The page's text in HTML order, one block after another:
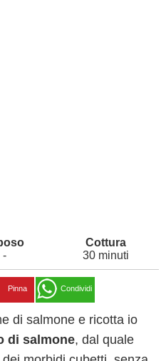
- 30 minuti
Pinna Condividi
di salmone e ricotta io
di salmone, dal quale